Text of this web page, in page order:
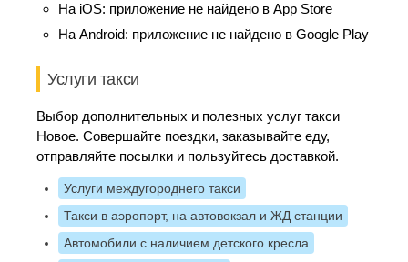
На iOS: приложение не найдено в App Store
На Android: приложение не найдено в Google Play
Услуги такси
Выбор дополнительных и полезных услуг такси
Новое. Совершайте поездки, заказывайте еду,
отправляйте посылки и пользуйтесь доставкой.
Услуги междугороднего такси
Такси в аэропорт, на автовокзал и ЖД станции
Автомобили с наличием детского кресла